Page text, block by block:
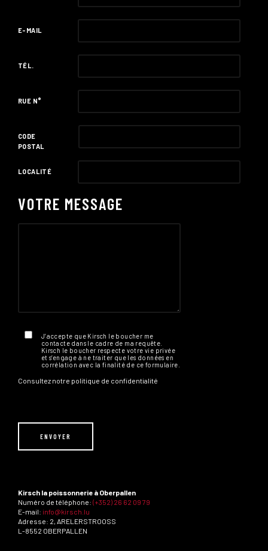
E-MAIL
TÉL.
RUE N°
CODE
POSTAL
LOCALITÉ
VOTRE MESSAGE
J’accepte que Kirsch le boucher me
contacte dans le cadre de ma requête.
Kirsch le boucher respecte votre vie privée
et s’engage à ne traiter que les données en
corrélation avec la finalité de ce formulaire.
Consultez notre politique de confidentialité
Kirsch la poissonnerie à Oberpallen
Numéro de téléphone: (+352) 26 62 09 79
E-mail: info@kirsch.lu
Adresse: 2, ARELERSTROOSS
L-8552 OBERPALLEN